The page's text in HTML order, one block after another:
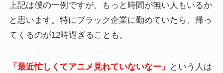
上記は僕の一例ですが、もっと時間が無い人もいるか
と思います。特にブラック企業に勤めていたら、帰っ
てくるのが12時過ぎることも。
「最近忙しくてアニメ見れていないなー」
という人は